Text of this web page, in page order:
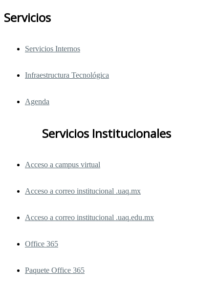
Servicios
Servicios Internos
Infraestructura Tecnológica
Agenda
Servicios Institucionales
Acceso a campus virtual
Acceso a correo institucional .uaq.mx
Acceso a correo institucional .uaq.edu.mx
Office 365
Paquete Office 365